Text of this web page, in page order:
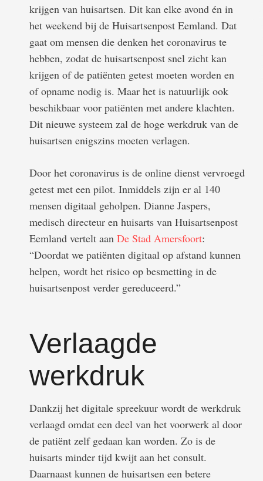
krijgen van huisartsen. Dit kan elke avond én in
het weekend bij de Huisartsenpost Eemland. Dat
gaat om mensen die denken het coronavirus te
hebben, zodat de huisartsenpost snel zicht kan
krijgen of de patiënten getest moeten worden en
of opname nodig is. Maar het is natuurlijk ook
beschikbaar voor patiënten met andere klachten.
Dit nieuwe systeem zal de hoge werkdruk van de
huisartsen enigszins moeten verlagen.
Door het coronavirus is de online dienst vervroegd
getest met een pilot. Inmiddels zijn er al 140
mensen digitaal geholpen. Dianne Jaspers,
medisch directeur en huisarts van Huisartsenpost
Eemland vertelt aan De Stad Amersfoort:
“Doordat we patiënten digitaal op afstand kunnen
helpen, wordt het risico op besmetting in de
huisartsenpost verder gereduceerd.”
Verlaagde
werkdruk
Dankzij het digitale spreekuur wordt de werkdruk
verlaagd omdat een deel van het voorwerk al door
de patiënt zelf gedaan kan worden. Zo is de
huisarts minder tijd kwijt aan het consult.
Daarnaast kunnen de huisartsen een betere